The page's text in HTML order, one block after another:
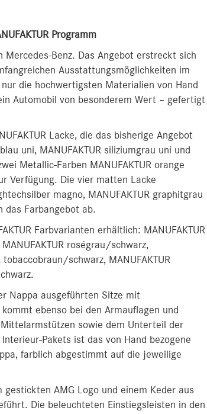
Programm
Mercedes-Benz. Das Angebot erstreckt sich
Ausstattungsmöglichkeiten im
nur die hochwertigsten Materialien von Hand
Automobil von besonderem Wert – gefertigt
Lacke, die das bisherige Angebot
uni, MANUFAKTUR siliziumgrau uni und
Metallic-Farben MANUFAKTUR orange
Verfügung. Die vier matten Lacke
magno, MANUFAKTUR graphitgrau
das Farbangebot ab.
Farbvarianten erhältlich: MANUFAKTUR
roségrau/schwarz,
tobaccobraun/schwarz, MANUFAKTUR
Nappa ausgeführten Sitze mit
ebenso bei den Armauflagen und
sowie dem Unterteil der
Pakets ist das von Hand bezogene
farblich abgestimmt auf die jeweilige
AMG Logo und einem Keder aus
Die beleuchteten Einstiegsleisten in den